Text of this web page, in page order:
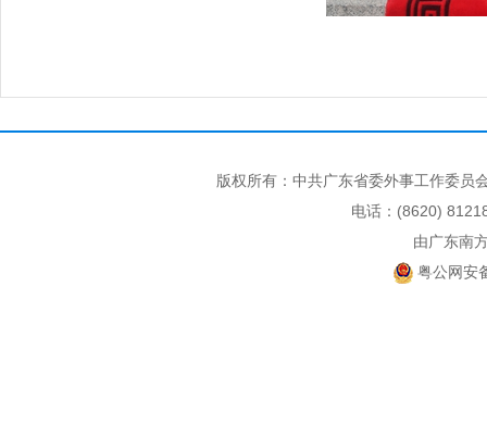
版权所有：中共广东省委外事工作委
电话：(8620)
由广东南
粤公网安